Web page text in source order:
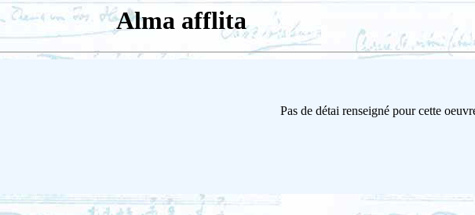
Alma afflita
Pas de détai renseigné pour cette